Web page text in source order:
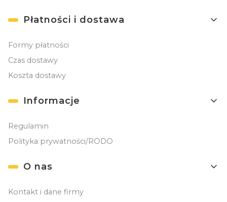
Płatności i dostawa
Formy płatności
Czas dostawy
Koszta dostawy
Informacje
Regulamin
Polityka prywatności/RODO
O nas
Kontakt i dane firmy